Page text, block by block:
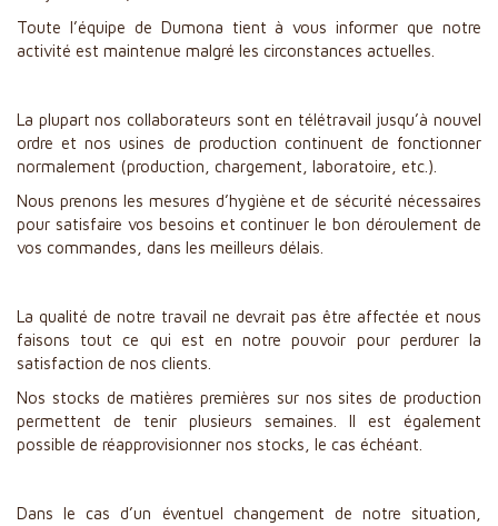
Revente
​Filtration
Actualités
Partenaires
Contact
Toute l’équipe de Dumona tient à vous informer que notre
activité est maintenue malgré les circonstances actuelles.
La plupart nos collaborateurs sont en télétravail jusqu’à nouvel
ordre et nos usines de production continuent de fonctionner
normalement (production, chargement, laboratoire, etc.).
Nous prenons les mesures d’hygiène et de sécurité nécessaires
pour satisfaire vos besoins et continuer le bon déroulement de
vos commandes, dans les meilleurs délais.
La qualité de notre travail ne devrait pas être affectée et nous
faisons tout ce qui est en notre pouvoir pour perdurer la
satisfaction de nos clients.
Nos stocks de matières premières sur nos sites de production
permettent de tenir plusieurs semaines. Il est également
possible de réapprovisionner nos stocks, le cas échéant.
Dans le cas d’un éventuel changement de notre situation,